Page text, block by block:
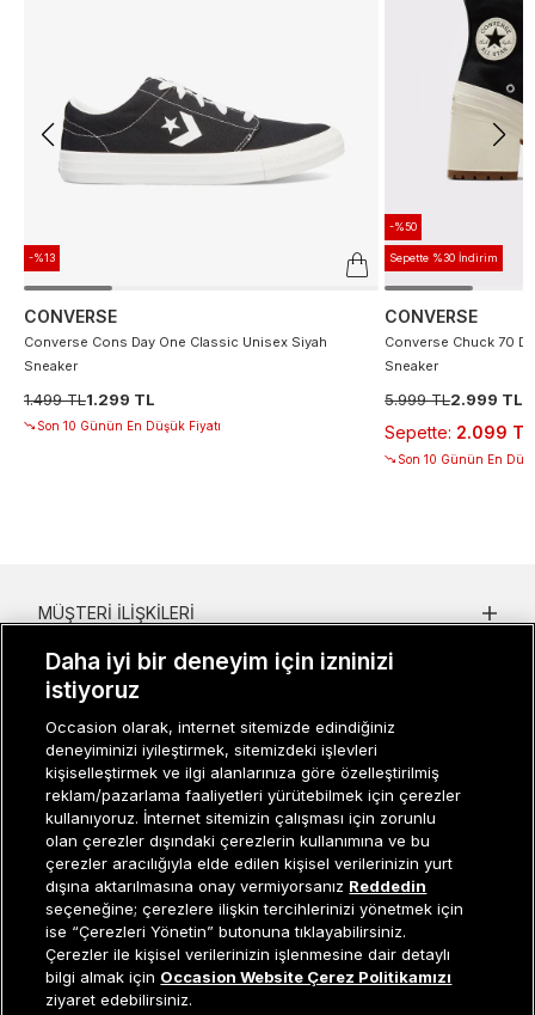
Sepete Ekle
-%13
CONVERSE
Converse Cons Day One Classic Unisex Siyah
Sneaker
1.499 TL1.299 TL
Son 10 Günün En Düşük Fiyatı
-%50
Sepette %30 İndirim
CONVERSE
Converse Chuck 70
Sneaker
5.999 TL2.999 TL
Sepette: 2.099 TL
Son 10 Günün En
Müşteri İlişkileri0 850 800 01 20
MÜŞTERI İLIŞKILERI
KURUMSAL
GRUP MARKALAR
ERKEK KATEGORILER
Occasion bir EREN PERAKENDE markasıdır. © Eren Holding
Daha iyi bir deneyim için izninizi
istiyoruz
Occasion olarak, internet sitemizde edindiğiniz
deneyiminizi iyileştirmek, sitemizdeki işlevleri
kişiselleştirmek ve ilgi alanlarınıza göre özelleştirilmiş
reklam/pazarlama faaliyetleri yürütebilmek için çerezler
kullanıyoruz. İnternet sitemizin çalışması için zorunlu
olan çerezler dışındaki çerezlerin kullanımına ve bu
çerezler aracılığıyla elde edilen kişisel verilerinizin yurt
dışına aktarılmasına onay vermiyorsanız Reddedin
seçeneğine; çerezlere ilişkin tercihlerinizi yönetmek için
ise “Çerezleri Yönetin” butonuna tıklayabilirsiniz.
Çerezler ile kişisel verilerinizin işlenmesine dair detaylı
bilgi almak için Occasion Website Çerez Politikamızı
ziyaret edebilirsiniz.